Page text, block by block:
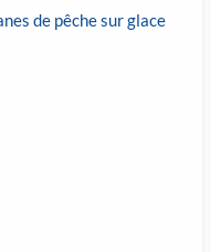
de pêche sur glace